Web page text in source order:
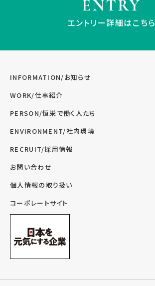
ENTRY
エントリー詳細はこちら
INFORMATION/お知らせ
WORK/仕事紹介
PERSON/恒栄で働く人たち
ENVIRONMENT/社内環境
RECRUIT/採用情報
お問い合わせ
個人情報の取り扱い
コーポレートサイト